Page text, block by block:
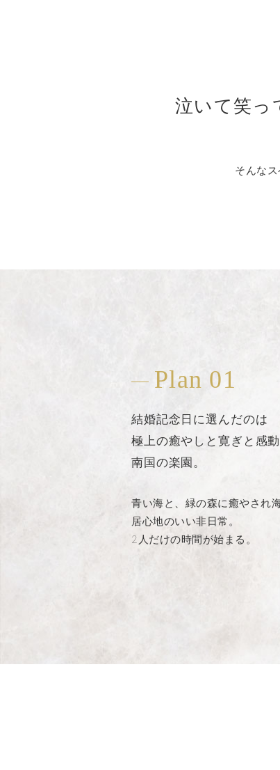
泣いて笑っ
そんな
Plan 01
結婚記念日に選んだのは
極上の癒やしと寛ぎと感
南国の楽園。
青い海と、緑の森に癒やされ
居心地のいい非日常。
2人だけの時間が始まる。